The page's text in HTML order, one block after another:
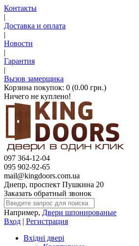
Контакты
|
Доставка и оплата
|
Новости
|
Гарантия
|
Вызов замерщика
Корзина покупок: 0 (0.00 грн.)
Ничего не куплено!
097 364-12-04
095 902-92-65
mail@kingdoors.com.ua
Днепр, проспект Пушкина 20
Заказать обратный звонок
Например, Двери шпонированые
Вход | Регистрация
Вхідні двері